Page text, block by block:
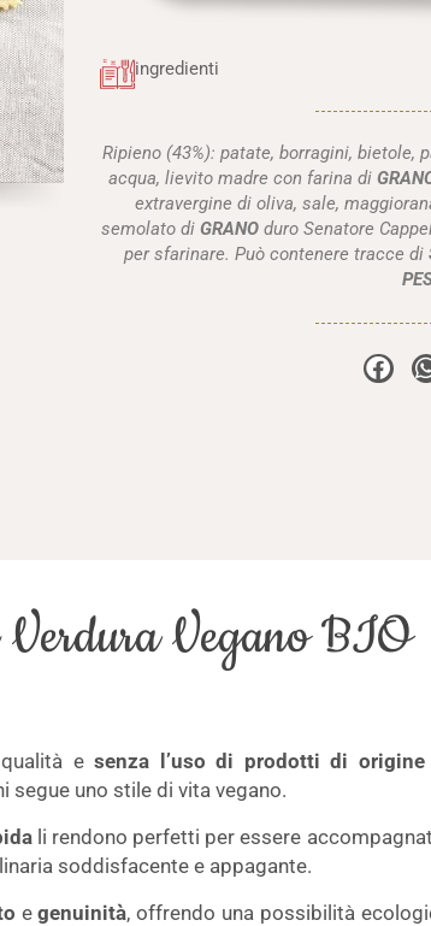
ingredienti
Ripieno (43%): patate, borragini, bietole,
acqua, lievito madre con farina di
extravergine di oliva, sale,
semolato diGRANO duro Senatore
per sfarinare. Può contenere tracce di
Vegano BIO
e senza l’uso di prodotti di origine
segue uno stile di vita vegano.
li rendono perfetti per essere
soddisfacente e appagante.
e genuinità, offrendo una possibilità